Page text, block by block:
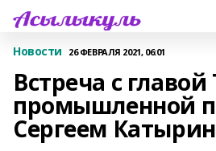
Новости 26 ФЕВРАЛЯ 2021, 06:01
Встреча с главой
промышленной
Сергеем